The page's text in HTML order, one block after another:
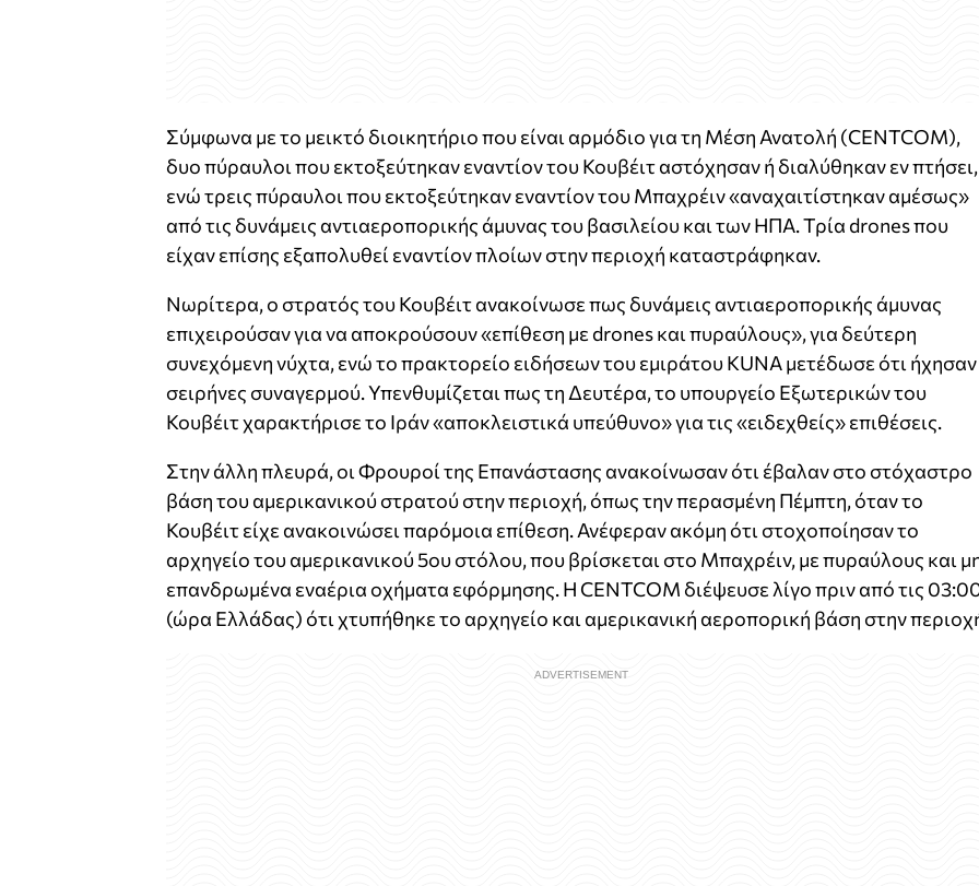
Σύμφωνα με το μεικτό διοικητήριο που είναι αρμόδιο για τη Μέση Ανατολή (CENTCOM),
δυο πύραυλοι που εκτοξεύτηκαν εναντίον του Κουβέιτ αστόχησαν ή διαλύθηκαν εν πτήσει,
ενώ τρεις πύραυλοι που εκτοξεύτηκαν εναντίον του Μπαχρέιν «αναχαιτίστηκαν αμέσως»
από τις δυνάμεις αντιαεροπορικής άμυνας του βασιλείου και των ΗΠΑ. Τρία drones που
είχαν επίσης εξαπολυθεί εναντίον πλοίων στην περιοχή καταστράφηκαν.
Νωρίτερα, ο στρατός του Κουβέιτ ανακοίνωσε πως δυνάμεις αντιαεροπορικής άμυνας
επιχειρούσαν για να αποκρούσουν «επίθεση με drones και πυραύλους», για δεύτερη
συνεχόμενη νύχτα, ενώ το πρακτορείο ειδήσεων του εμιράτου KUNA μετέδωσε ότι ήχησαν
σειρήνες συναγερμού. Υπενθυμίζεται πως τη Δευτέρα, το υπουργείο Εξωτερικών του
Κουβέιτ χαρακτήρισε το Ιράν «αποκλειστικά υπεύθυνο» για τις «ειδεχθείς» επιθέσεις.
Στην άλλη πλευρά, οι Φρουροί της Επανάστασης ανακοίνωσαν ότι έβαλαν στο στόχαστρο
βάση του αμερικανικού στρατού στην περιοχή, όπως την περασμένη Πέμπτη, όταν το
Κουβέιτ είχε ανακοινώσει παρόμοια επίθεση. Ανέφεραν ακόμη ότι στοχοποίησαν το
αρχηγείο του αμερικανικού 5ου στόλου, που βρίσκεται στο Μπαχρέιν, με πυραύλους και
επανδρωμένα εναέρια οχήματα εφόρμησης. Η CENTCOM διέψευσε λίγο πριν από τις
(ώρα Ελλάδας) ότι χτυπήθηκε το αρχηγείο και αμερικανική αεροπορική βάση στην